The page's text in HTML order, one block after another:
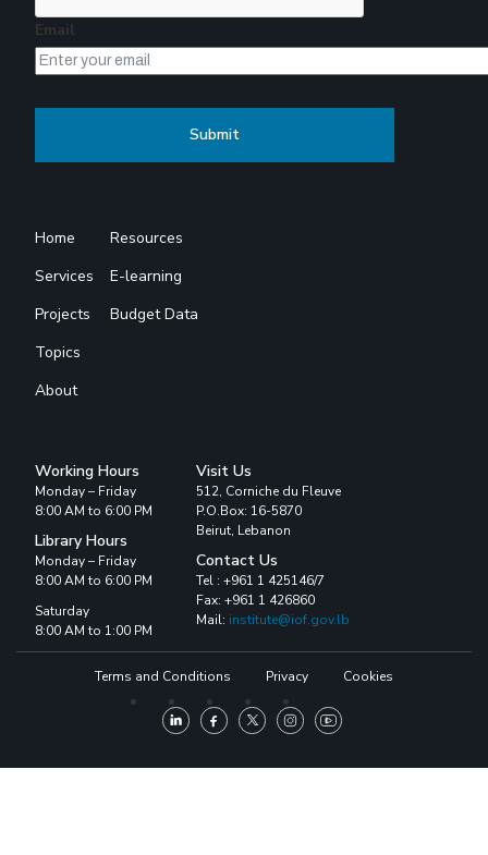
Email
Home
Services
Projects
Topics
About
Resources
E-learning
Budget Data
Working Hours
Monday – Friday
8:00 AM to 6:00 PM
Library Hours
Monday – Friday
8:00 AM to 6:00 PM
Saturday
8:00 AM to 1:00 PM
Visit Us
512, Corniche du Fleuve
P.O.Box: 16-5870
Beirut, Lebanon
Contact Us
Tel : +961 1 425146/7
Fax: +961 1 426860
Mail: institute@iof.gov.lb
Terms and Conditions Privacy Cookies